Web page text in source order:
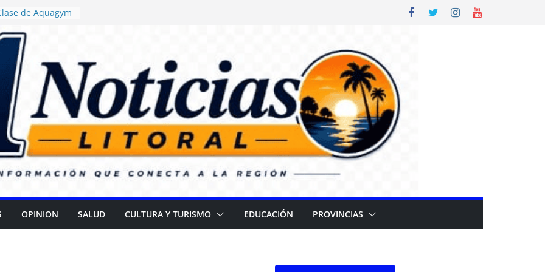
de Aquagym
ordenó
alimentos con
en escuelas
Rossi
Centro de Salud
para
Día de las
OPINION SALUD CULTURA Y TURISMO EDUCACIÓN PROVINCIAS